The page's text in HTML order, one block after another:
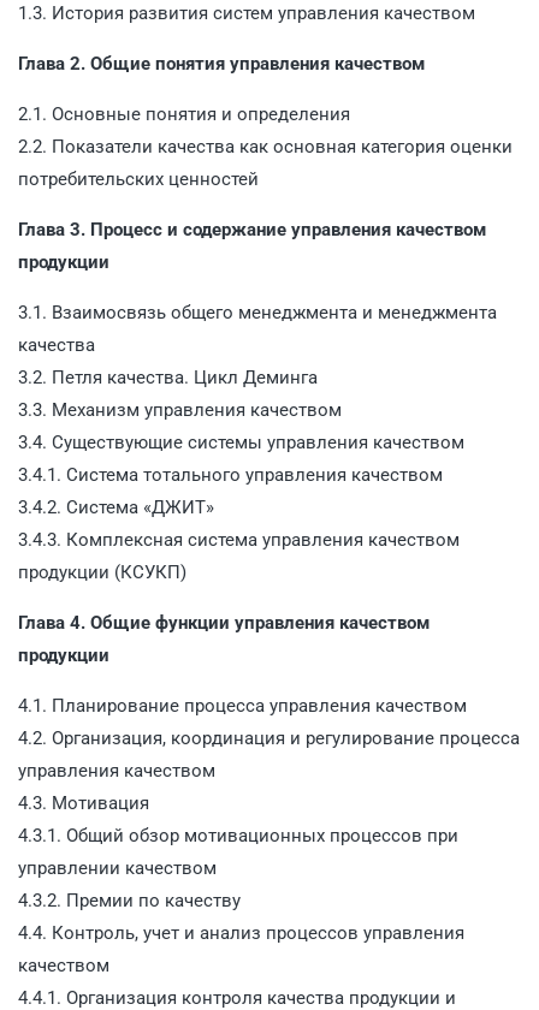
1.3. История развития систем управления качеством
Глава 2. Общие понятия управления качеством
2.1. Основные понятия и определения
2.2. Показатели качества как основная категория оценки
потребительских ценностей
Глава 3. Процесс и содержание управления качеством
продукции
3.1. Взаимосвязь общего менеджмента и менеджмента
качества
3.2. Петля качества. Цикл Деминга
3.3. Механизм управления качеством
3.4. Существующие системы управления качеством
3.4.1. Система тотального управления качеством
3.4.2. Система «ДЖИТ»
3.4.3. Комплексная система управления качеством
продукции (КСУКП)
Глава 4. Общие функции управления качеством
продукции
4.1. Планирование процесса управления качеством
4.2. Организация, координация и регулирование процесса
управления качеством
4.3. Мотивация
4.3.1. Общий обзор мотивационных процессов при
управлении качеством
4.3.2. Премии по качеству
4.4. Контроль, учет и анализ процессов управления
качеством
4.4.1. Организация контроля качества продукции и